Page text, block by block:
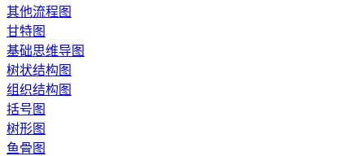
其他流程图
甘特图
基础思维导图
树状结构图
组织结构图
括号图
树形图
鱼骨图